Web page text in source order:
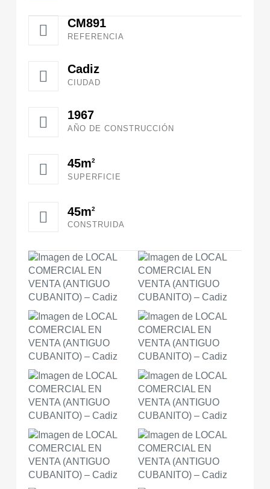
CM891
REFERENCIA
Cadiz
CIUDAD
1967
AÑO DE CONSTRUCCIÓN
45m2
SUPERFICIE
45m2
CONSTRUIDA